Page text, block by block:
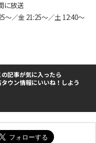
に放送
～／金 21:25～／土 12:40～
の記事が気に入ったら
タウン情報にいいね！しよう